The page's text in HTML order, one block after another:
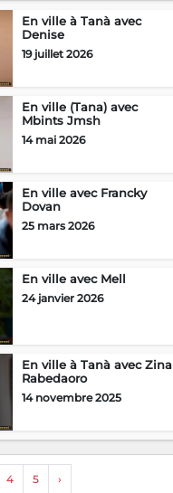
En ville à Tanà avec
Denise
19 juillet 2026
En ville (Tana) avec
Mbints Jmsh
14 mai 2026
En ville avec Francky
Dovan
25 mars 2026
En ville avec Mell
24 janvier 2026
En ville à Tanà avec Zina
Rabedaoro
14 novembre 2025
4 5 ›